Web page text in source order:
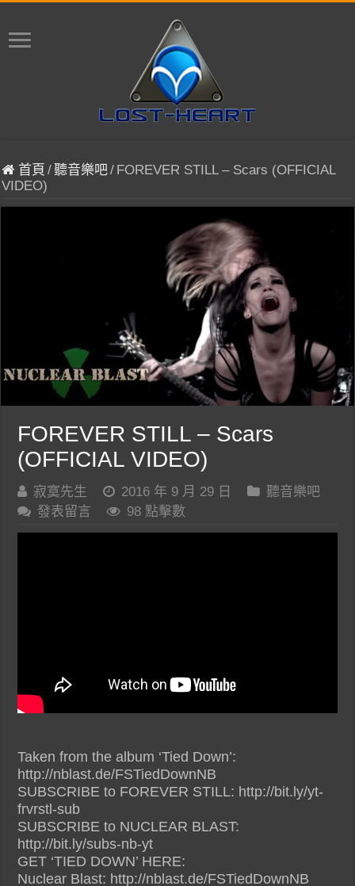
首頁 /聽音樂吧/ FOREVER STILL – Scars (OFFICIAL
VIDEO)
FOREVER STILL – Scars
(OFFICIAL VIDEO)
寂寞先生 2016 年 9 月 29 日
聽音樂吧
發表留言
98 點擊數
Taken from the album ‘Tied Down’:
http://nblast.de/FSTiedDownNB
SUBSCRIBE to FOREVER STILL: http://bit.ly/yt-
frvrstl-sub
SUBSCRIBE to NUCLEAR BLAST:
http://bit.ly/subs-nb-yt
GET ‘TIED DOWN’ HERE:
Nuclear Blast: http://nblast.de/FSTiedDownNB